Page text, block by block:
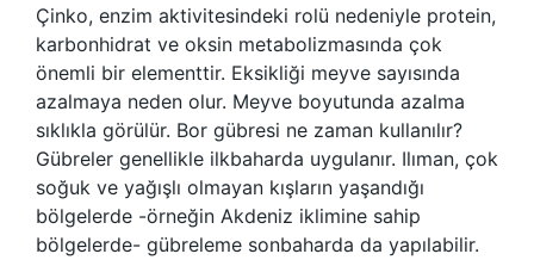
Çinko, enzim aktivitesindeki rolü nedeniyle protein,
karbonhidrat ve oksin metabolizmasında çok
önemli bir elementtir. Eksikliği meyve sayısında
azalmaya neden olur. Meyve boyutunda azalma
sıklıkla görülür. Bor gübresi ne zaman kullanılır?
Gübreler genellikle ilkbaharda uygulanır. Ilıman, çok
soğuk ve yağışlı olmayan kışların yaşandığı
bölgelerde -örneğin Akdeniz iklimine sahip
bölgelerde- gübreleme sonbaharda da yapılabilir.